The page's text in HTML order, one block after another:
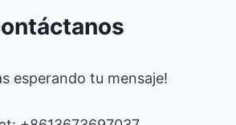
esperando tu mensaje!